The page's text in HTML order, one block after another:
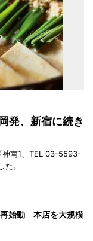
発、新宿に続き
神南1、TEL 03-5593-
。
再始動 本店を大規模